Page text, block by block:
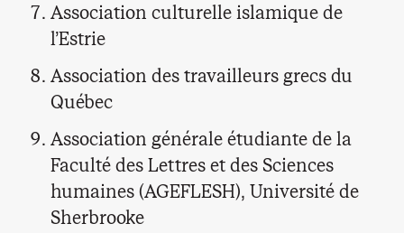
Association culturelle islamique de
l’Estrie
Association des travailleurs grecs du
Québec
Association générale étudiante de la
Faculté des Lettres et des Sciences
humaines (AGEFLESH), Université de
Sherbrooke